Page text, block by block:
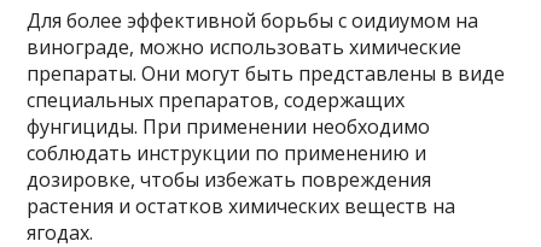
Для более эффективной борьбы с оидиумом на
винограде, можно использовать химические
препараты. Они могут быть представлены в виде
специальных препаратов, содержащих
фунгициды. При применении необходимо
соблюдать инструкции по применению и
дозировке, чтобы избежать повреждения
растения и остатков химических веществ на
ягодах.